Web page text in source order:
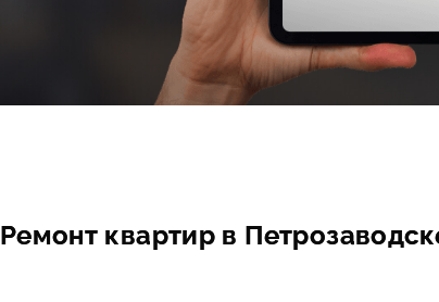
Ремонт квартир в